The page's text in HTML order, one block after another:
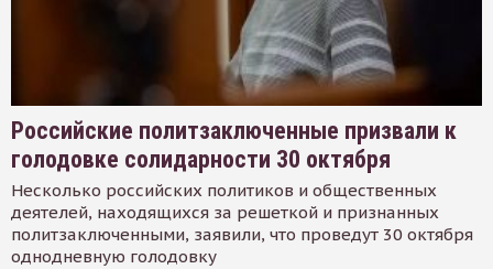
Российские политзаключенные призвали к
голодовке солидарности 30 октября
Несколько российских политиков и общественных
деятелей, находящихся за решеткой и признанных
политзаключенными, заявили, что проведут 30 октября
однодневную голодовку